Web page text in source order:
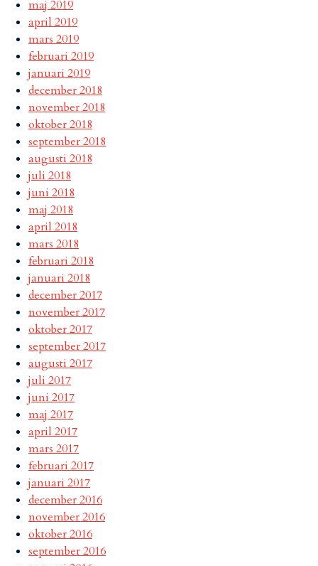
maj 2019
april 2019
mars 2019
februari 2019
januari 2019
december 2018
november 2018
oktober 2018
september 2018
augusti 2018
juli 2018
juni 2018
maj 2018
april 2018
mars 2018
februari 2018
januari 2018
december 2017
november 2017
oktober 2017
september 2017
augusti 2017
juli 2017
juni 2017
maj 2017
april 2017
mars 2017
februari 2017
januari 2017
december 2016
november 2016
oktober 2016
september 2016